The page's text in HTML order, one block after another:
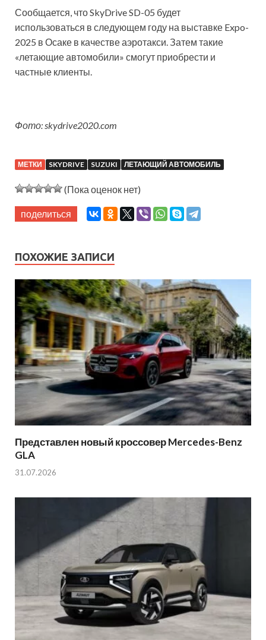
Сообщается, что SkyDrive SD-05 будет
использоваться в следующем году на выставке Expo-
2025 в Осаке в качестве аэротакси. Затем такие
«летающие автомобили» смогут приобрести и
частные клиенты.
Фото: skydrive2020.com
МЕТКИ SKYDRIVE SUZUKI ЛЕТАЮЩИЙ АВТОМОБИЛЬ
(Пока оценок нет)
поделиться
ПОХОЖИЕ ЗАПИСИ
Представлен новый кроссовер Mercedes-Benz
GLA
31.07.2026